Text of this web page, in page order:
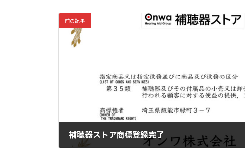
前の記事
補聴器ストア商標登録完了